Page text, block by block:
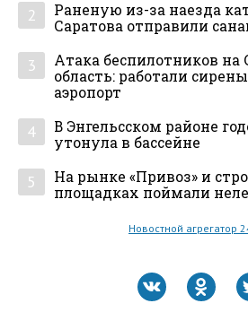
2
Раненую из-за наезда
Саратова отправили
3
Атака беспилотников на
область: работали
аэропорт
4
В Энгельсском районе
утонула в бассейне
5
На рынке «Привоз» и
площадках поймали
Новостной агрегатор